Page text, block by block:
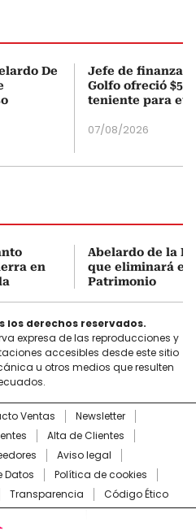
De
Jefe de finanzas
Golfo ofreció
teniente para
07/08/2026
en
Abelardo de la
que eliminará el
Patrimonio
los derechos reservados.
expresa de las reproducciones y
accesibles desde este sitio
u otros medios que resulten
Ventas
Newsletter
Alta de Clientes
Aviso legal
Datos
Política de cookies
Transparencia Código Ético